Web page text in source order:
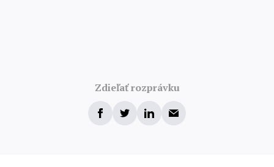
Zdieľať rozprávku